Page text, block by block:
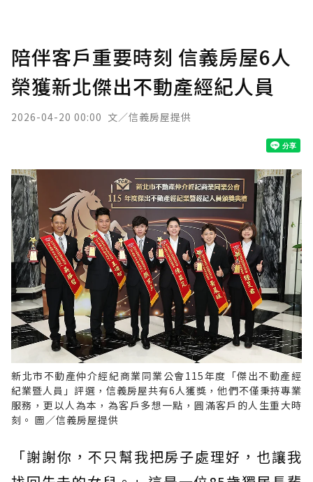
陪伴客戶重要時刻 信義房屋6人
榮獲新北傑出不動產經紀人員
2026-04-20 00:00 文／信義房屋提供
新北市不動產仲介經紀商業同業公會115年度「傑出不動產經
紀業暨人員」評選，信義房屋共有6人獲獎，他們不僅秉持專業
服務，更以人為本，為客戶多想一點，圓滿客戶的人生重大時
刻。 圖／信義房屋提供
「謝謝你，不只幫我把房子處理好，也讓我